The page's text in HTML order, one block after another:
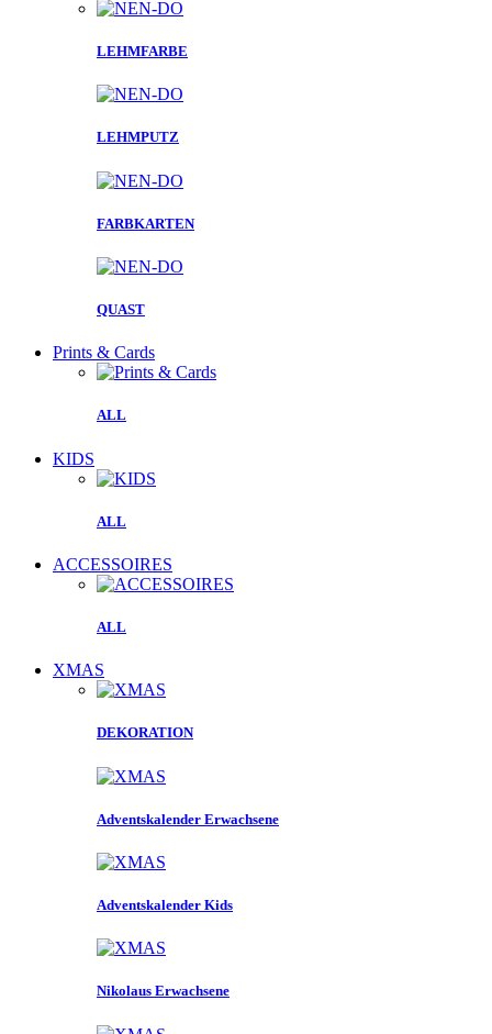
LEHMFARBE
LEHMPUTZ
FARBKARTEN
QUAST
Prints & Cards
ALL
KIDS
ALL
ACCESSOIRES
ALL
XMAS
DEKORATION
Adventskalender Erwachsene
Adventskalender Kids
Nikolaus Erwachsene